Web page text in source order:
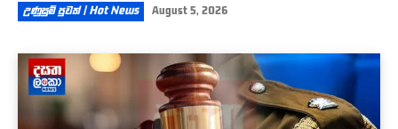
උණුසුම් පුවත් | Hot News August 5, 2026